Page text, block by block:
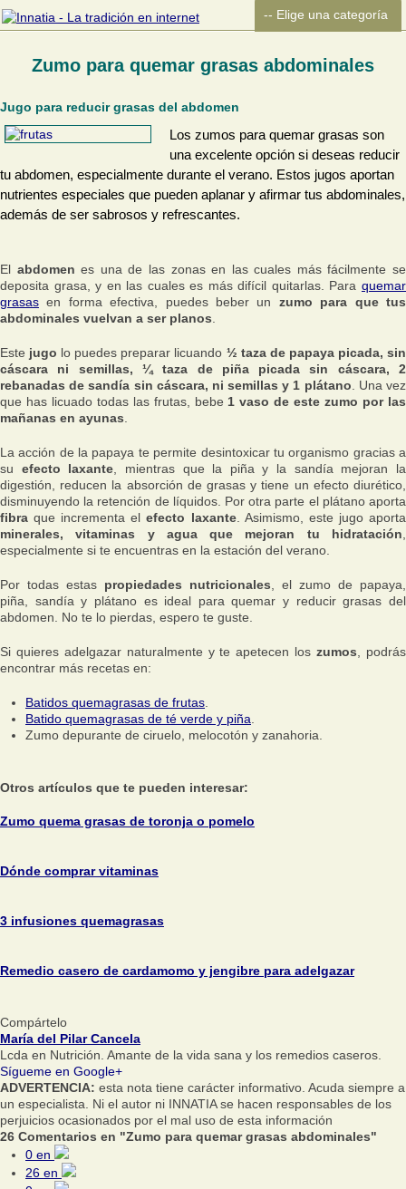
Zumo para quemar grasas abdominales
Jugo para reducir grasas del abdomen
Los zumos para quemar grasas son
una excelente opción si deseas reducir
tu abdomen, especialmente durante el verano. Estos jugos aportan
nutrientes especiales que pueden aplanar y afirmar tus abdominales,
además de ser sabrosos y refrescantes.
El abdomen es una de las zonas en las cuales más fácilmente se
deposita grasa, y en las cuales es más difícil quitarlas. Para quemar
grasas en forma efectiva, puedes beber un zumo para que tus
abdominales vuelvan a ser planos
Este jugo lo puedes preparar licuando ½ taza de papaya picada, sin
cáscara ni semillas, ¼ taza de piña picada sin cáscara, 2
rebanadas de sandía sin cáscara, ni semillas y 1 plátano . Una vez
que has licuado todas las frutas, bebe 1 vaso de este zumo por las
mañanas en ayunas
La acción de la papaya te permite desintoxicar tu organismo gracias a
su efecto laxante , mientras que la piña y la sandía mejoran la
digestión, reducen la absorción de grasas y tiene un efecto diurético,
disminuyendo la retención de líquidos. Por otra parte el plátano aporta
fibra que incrementa elefecto laxante. Asimismo, este jugo aporta
minerales, vitaminas y agua que mejoran tu hidratación
especialmente si te encuentras en la estación del verano.
Por todas estas propiedades nutricionales , el zumo de papaya,
piña, sandía y plátano es ideal para quemar y reducir grasas del
abdomen. No te lo pierdas, espero te guste.
Si quieres adelgazar naturalmente y te apetecen loszumos , podrás
encontrar más recetas en:
Batidos quemagrasas de frutas
Batido quemagrasas de té verde y piña
Zumo depurante de ciruelo, melocotón y zanahoria.
Otros artículos que te pueden interesar:
Zumo quema grasas de toronja o pomelo
Dónde comprar vitaminas
3 infusiones quemagrasas
Remedio casero de cardamomo y jengibre para adelgazar
Compártelo
María del Pilar Cancela
Lcda en Nutrición. Amante de la vida sana y los remedios caseros.
Sígueme en Google+
ADVERTENCIA: esta nota tiene carácter informativo. Acuda siempre a
un especialista. Ni el autor ni INNATIA se hacen responsables de los
perjuicios ocasionados por el mal uso de esta información
26 Comentarios en "Zumo para quemar grasas abdominales"
0 en
26 en